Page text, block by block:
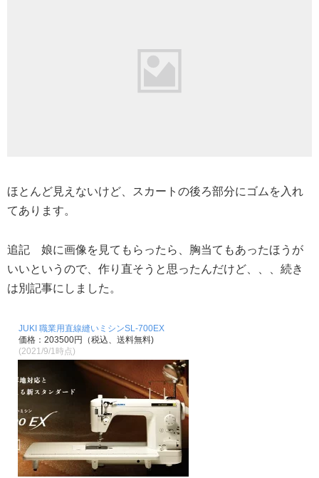
ほとんど見えないけど、スカートの後ろ部分にゴムを入れ
てあります。
追記 娘に画像を見てもらったら、胸当てもあったほうが
いいというので、作り直そうと思ったんだけど、、、続き
は別記事にしました。
JUKI 職業用直線縫いミシンSL-700EX
価格：203500円（税込、送料無料)
(2021/9/1時点)